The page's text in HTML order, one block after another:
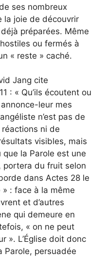
ses nombreux
la joie de découvrir
préparées. Même
ou fermés à
« reste » caché.
Jang cite
: « Qu’ils écoutent ou
annonce-leur mes
n’est pas de
ni de
visibles, mais
la Parole est une
portera du fruit selon
dans Actes 28 le
» : face à la même
et d’autres
qui demeure en
« on ne peut
». L’Église doit donc
Parole, persuadée